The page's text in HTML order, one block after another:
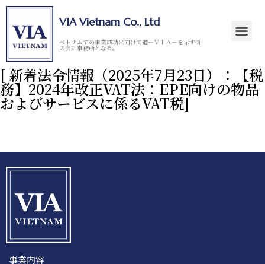
VIA Vietnam Co., Ltd
ベトナムでの事業成功に向けて道－ＶＩＡ－を示す街
の会計事務所となる。
[ 新着法令情報（2025年7月23日）：【税
務】2024年改正VAT法：EPE向けの物品
およびサービスに係るVAT税]
事業内容